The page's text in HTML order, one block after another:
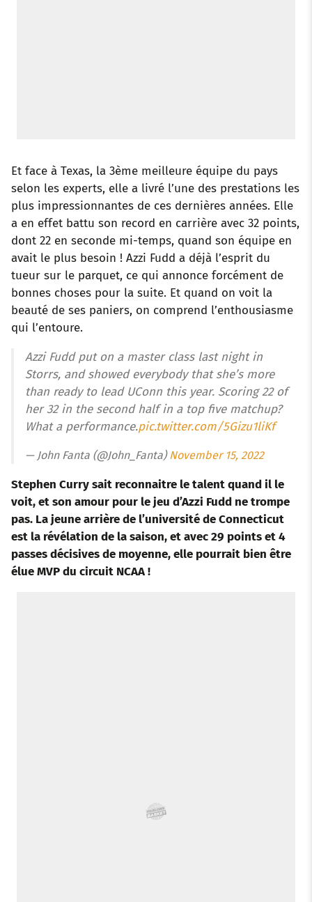
Et face à Texas, la 3ème meilleure équipe du pays
selon les experts, elle a livré l’une des prestations les
plus impressionnantes de ces dernières années. Elle
a en effet battu son record en carrière avec 32 points,
dont 22 en seconde mi-temps, quand son équipe en
avait le plus besoin ! Azzi Fudd a déjà l’esprit du
tueur sur le parquet, ce qui annonce forcément de
bonnes choses pour la suite. Et quand on voit la
beauté de ses paniers, on comprend l’enthousiasme
qui l’entoure.
Azzi Fudd put on a master class last night in
Storrs, and showed everybody that she’s more
than ready to lead UConn this year. Scoring 22 of
her 32 in the second half in a top five matchup?
What a performance.pic.twitter.com/5Gizu1liKf
— John Fanta (@John_Fanta) November 15, 2022
Stephen Curry sait reconnaitre le talent quand il le
voit, et son amour pour le jeu d’Azzi Fudd ne trompe
pas. La jeune arrière de l’université de Connecticut
est la révélation de la saison, et avec 29 points et 4
passes décisives de moyenne, elle pourrait bien être
élue MVP du circuit NCAA !